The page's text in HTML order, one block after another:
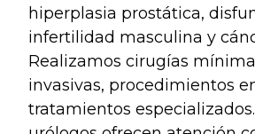
hiperplasia prostática,
infertilidad masculina y
Realizamos cirugías
invasivas, procedimientos
tratamientos